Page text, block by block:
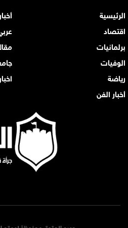
الرئيسية
اقتصاد
برلمانيات
الوفيات
رياضة
أخبار الفن